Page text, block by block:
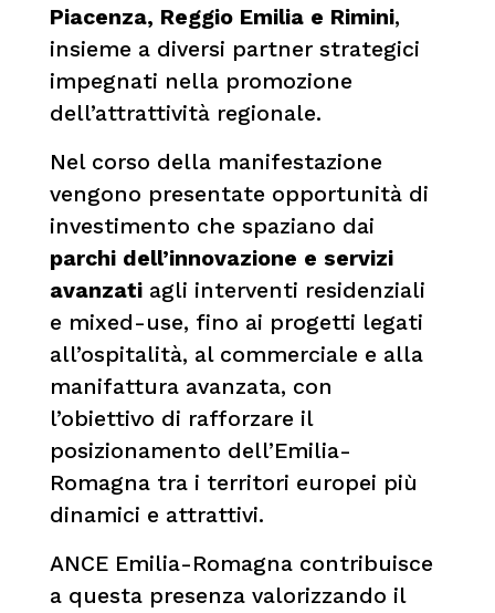
Piacenza, Reggio Emilia e Rimini,
insieme a diversi partner strategici
impegnati nella promozione
dell’attrattività regionale.
Nel corso della manifestazione
vengono presentate opportunità di
investimento che spaziano dai
parchi dell’innovazione e servizi
avanzatiagli interventi residenziali
e mixed-use, fino ai progetti legati
all’ospitalità, al commerciale e alla
manifattura avanzata, con
l’obiettivo di rafforzare il
posizionamento dell’Emilia-
Romagna tra i territori europei più
dinamici e attrattivi.
ANCE Emilia-Romagna contribuisce
a questa presenza valorizzando il